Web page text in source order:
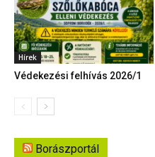
Hírek
Védekezési felhívás 2026/1
Borászportál